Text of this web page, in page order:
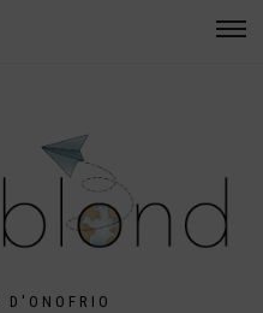
D'ONOFRIO